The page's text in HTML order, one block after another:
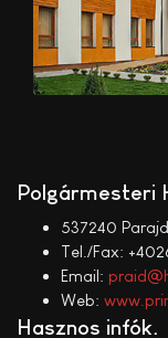
Polgármesteri
537240
Tel./Fax:
Email:
Web:
Hasznos infók